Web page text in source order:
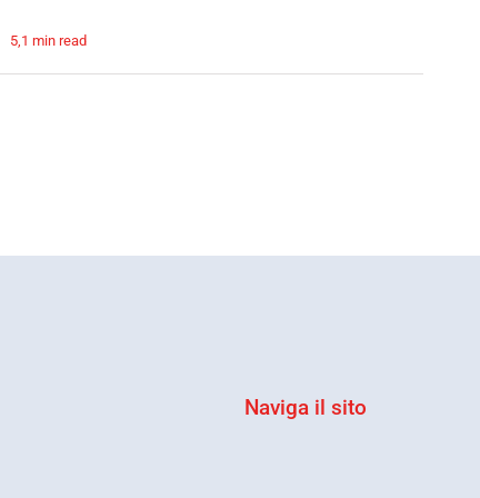
5,1 min read
Naviga il sito